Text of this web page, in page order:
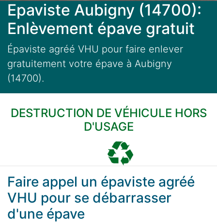
Epaviste Aubigny (14700):
Enlèvement épave gratuit
Épaviste agréé VHU pour faire enlever
gratuitement votre épave à Aubigny
(14700).
DESTRUCTION DE VÉHICULE HORS
D'USAGE
Faire appel un épaviste agréé
VHU pour se débarrasser
d'une épave